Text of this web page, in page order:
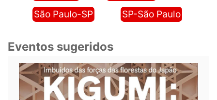
São Paulo-SP
SP-São Paulo
Eventos sugeridos